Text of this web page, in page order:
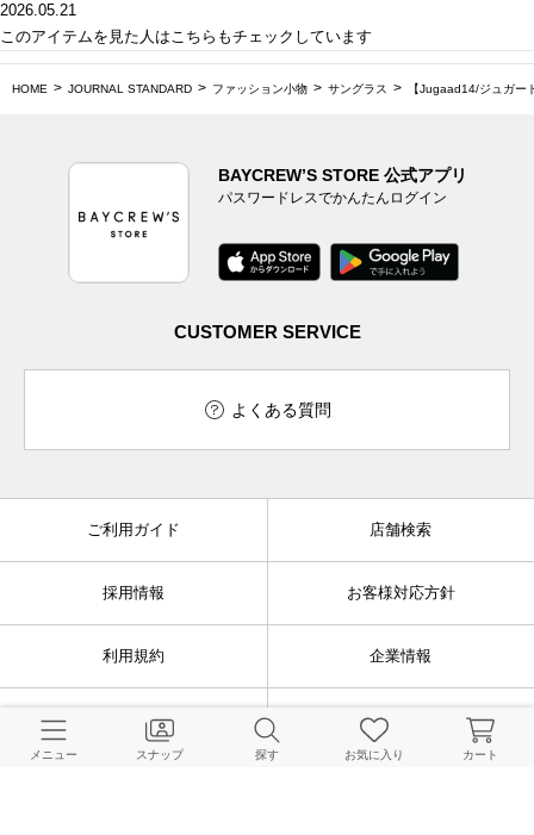
2026.05.21
このアイテムを見た人はこちらもチェックしています
HOME JOURNAL STANDARD ファッション小物 サングラス 【Jugaad14/ジュガー
BAYCREW’S STORE 公式アプリ
パスワードレスでかんたんログイン
CUSTOMER SERVICE
よくある質問
ご利用ガイド 店舗検索
採用情報 お客様対応方針
利用規約 企業情報
個人情報保護方針 特定商取引法に基づく表記
メニュー スナップ 探す お気に入り カート